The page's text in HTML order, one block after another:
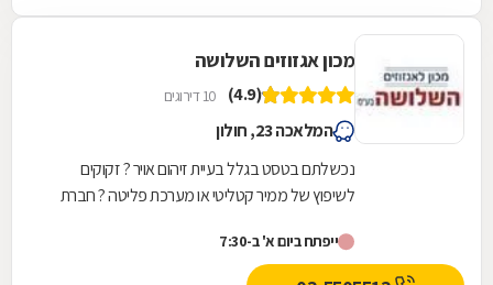
מכון אגזוזים השלושה
(4.9) 10 דירוגים
המלאכה 23, חולון
נכשלתם בטסט בגלל בעיית זיהום אויר ? זקוקים
לשיפוץ של ממיר קטליטי או מערכת פליטה ? חברת
לבר,...ייפתח ביום א' ב-7:30